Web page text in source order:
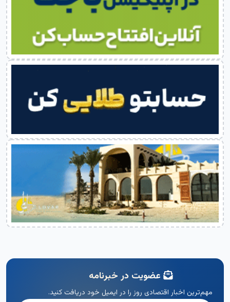
عضویت در خبرنامه
مهم‌ترین اخبار اقتصادی روز را در ایمیل خود دریافت کنید.